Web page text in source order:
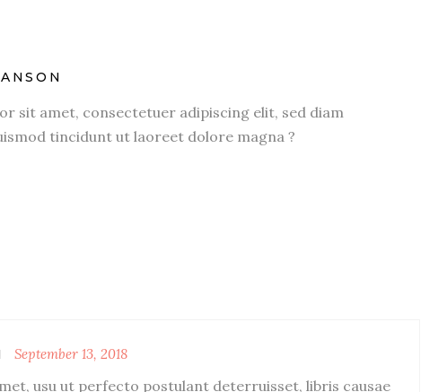
sit amet, consectetuer adipiscing elit, sed diam
tincidunt ut laoreet dolore magna ?
September 13, 2018
usu ut perfecto postulant deterruisset, libris causae